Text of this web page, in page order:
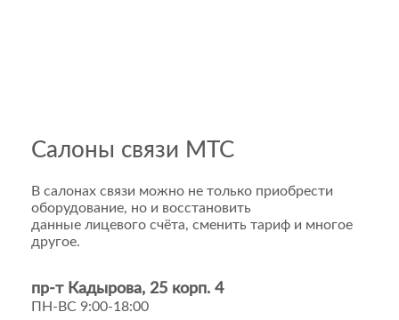
Салоны связи МТС
В салонах связи можно не только приобрести
оборудование, но и восстановить
данные лицевого счёта, сменить тариф и многое
другое.
пр-т Кадырова, 25 корп. 4
ПН-ВС 9:00-18:00